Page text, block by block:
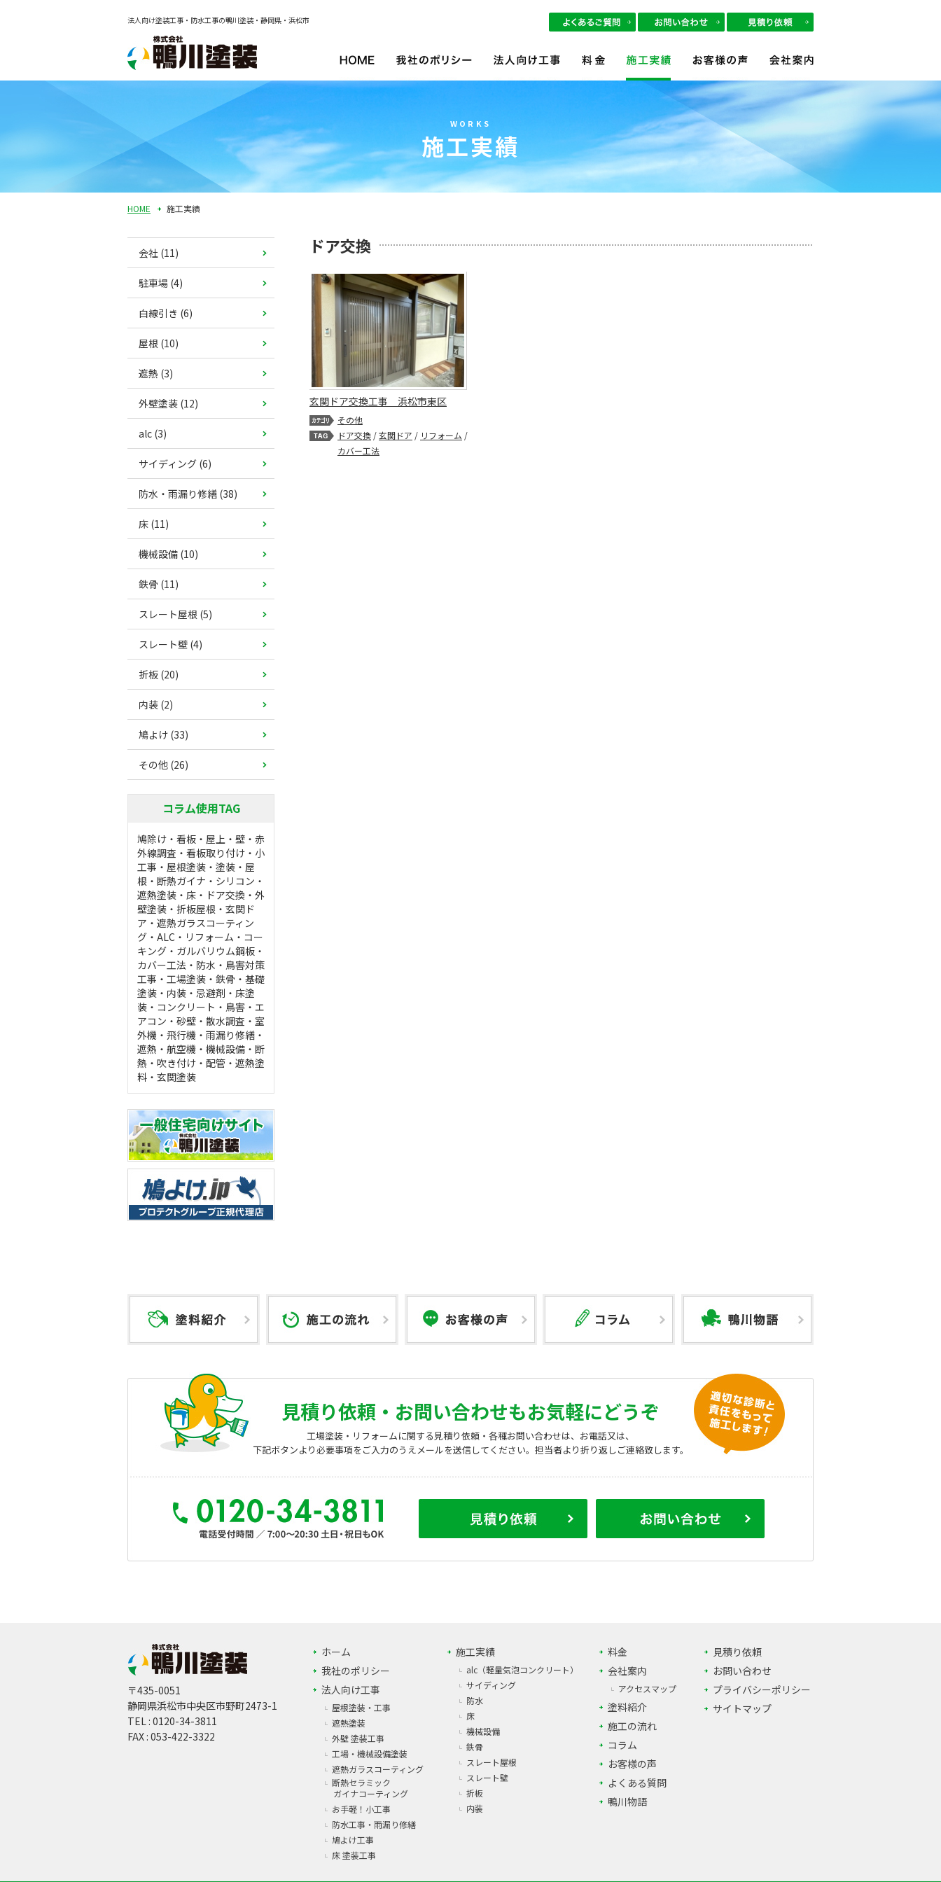
法人向け塗装工事・防水工事の鴨川塗装・静岡県・浜松市
WORKS
施工実績
HOME 施工実績
ドア交換
玄関ドア交換工事 浜松市東区
その他
ドア交換 /玄関ドア / リフォーム /
カバー工法
会社 (11)
駐車場 (4)
白線引き (6)
屋根 (10)
遮熱 (3)
外壁塗装 (12)
alc (3)
サイディング (6)
防水・雨漏り修繕 (38)
床 (11)
機械設備 (10)
鉄骨 (11)
スレート屋根 (5)
スレート壁 (4)
折板 (20)
内装 (2)
鳩よけ (33)
その他 (26)
コラム使用TAG
鳩除け ・ 看板 ・ 屋上 ・ 壁 ・ 赤
外線調査 ・ 看板取り付け ・ 小
工事 ・ 屋根塗装 ・ 塗装 ・ 屋
根 ・ 断熱ガイナ ・ シリコン ・
遮熱塗装 ・ 床 ・ ドア交換 ・ 外
壁塗装 ・ 折板屋根 ・ 玄関ド
ア ・ 遮熱ガラスコーティン
グ ・ ALC ・ リフォーム ・ コー
キング ・ ガルバリウム鋼板 ・
カバー工法 ・ 防水 ・ 鳥害対策
工事 ・ 工場塗装 ・ 鉄骨 ・ 基礎
塗装 ・ 内装 ・ 忌避剤 ・ 床塗
装 ・ コンクリート ・ 鳥害 ・ エ
アコン ・ 砂壁 ・ 散水調査 ・ 室
外機 ・ 飛行機 ・ 雨漏り修繕 ・
遮熱 ・ 航空機 ・ 機械設備 ・ 断
熱 ・ 吹き付け ・ 配管 ・ 遮熱塗
料 ・ 玄関塗装
見積り依頼・ お問い合わせもお気軽にどうぞ
工場塗装・リフォームに関する見積り依頼・各種お問い合わせは、お電話又は、
下記ボタンより必要事項をご入力のうえメールを送信してください。担当者より折り返しご連絡致します。
〒435-0051
静岡県浜松市中央区市野町2473-1
TEL : 0120-34-3811
FAX : 053-422-3322
ホーム
我社のポリシー
法人向け工事
屋根塗装・工事
遮熱塗装
外壁 塗装工事
工場・機械設備塗装
遮熱ガラスコーティング
断熱セラミック
ガイナコーティング
お手軽！小工事
防水工事・雨漏り修繕
鳩よけ工事
床 塗装工事
施工実績
alc（軽量気泡コンクリート）
サイディング
防水
床
機械設備
鉄骨
スレート屋根
スレート壁
折板
内装
料金
会社案内
アクセスマップ
塗料紹介
施工の流れ
コラム
お客様の声
よくある質問
鴨川物語
見積り依頼
お問い合わせ
プライバシーポリシー
サイトマップ